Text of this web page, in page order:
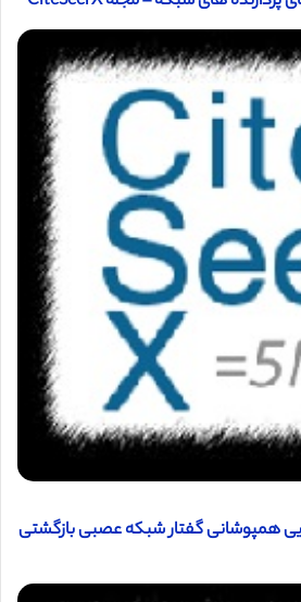
همپوشانی گفتار شبکه عصبی بازگشتی